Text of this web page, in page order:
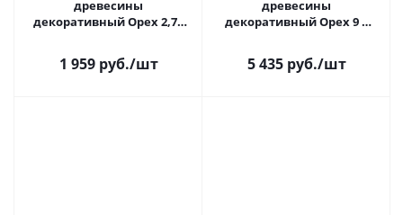
древесины
декоративный Орех 2,7л
1 959 руб./шт
древесины
декоративный Орех 9 л
5 435 руб./шт